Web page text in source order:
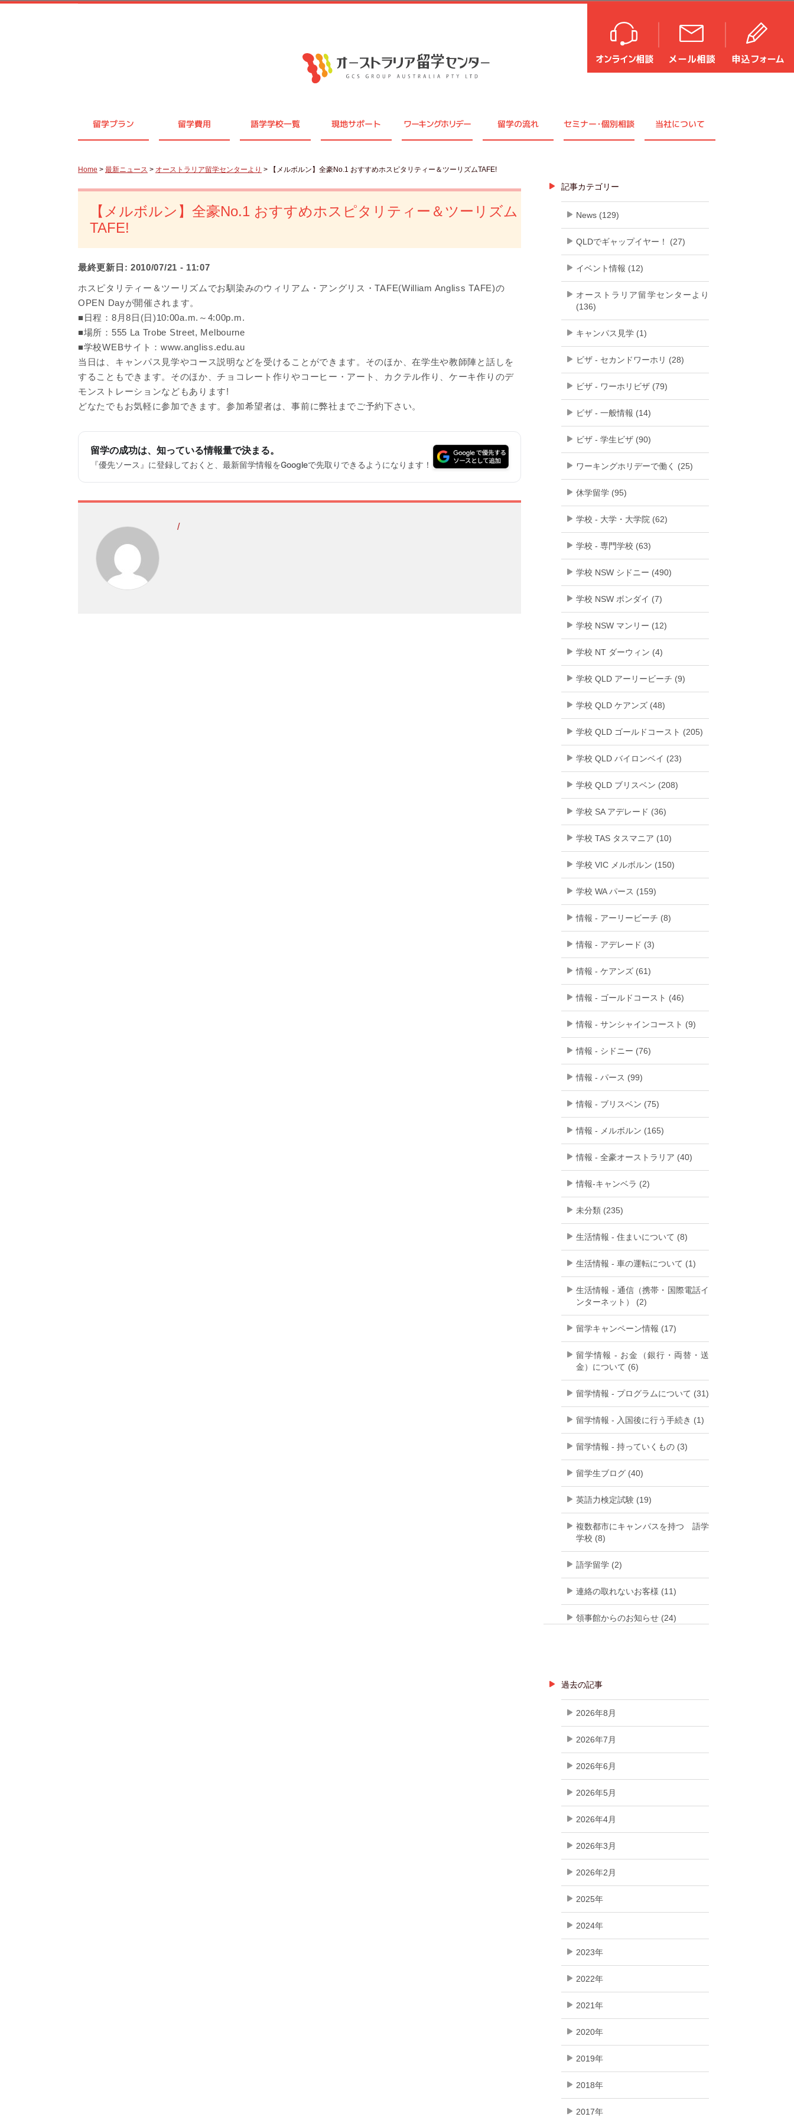
留学プラン 留学費用 語学学校一覧 現地サポート ワーキングホリデー 留学の流れ セミナー・個別相談 当社について
Home > 最新ニュース > オーストラリア留学センターより > 【メルボルン】全豪No.1 おすすめホスピタリティー＆ツーリズムTAFE!
【メルボルン】全豪No.1 おすすめホスピタリティー＆ツーリズム
TAFE!
最終更新日: 2010/07/21 - 11:07
ホスピタリティー＆ツーリズムでお馴染みのウィリアム・アングリス・TAFE(William Angliss TAFE)の
OPEN Dayが開催されます。
■日程：8月8日(日)10:00a.m.～4:00p.m.
■場所：555 La Trobe Street, Melbourne
■学校WEBサイト：www.angliss.edu.au
当日は、キャンパス見学やコース説明などを受けることができます。そのほか、在学生や教師陣と話しを
することもできます。そのほか、チョコレート作りやコーヒー・アート、カクテル作り、ケーキ作りのデ
モンストレーションなどもあります!
どなたでもお気軽に参加できます。参加希望者は、事前に弊社までご予約下さい。
留学の成功は、知っている情報量で決まる。
『優先ソース』に登録しておくと、最新留学情報をGoogleで先取りできるようになります！
/
記事カテゴリー
News (129)
QLDでギャップイヤー！ (27)
イベント情報 (12)
オーストラリア留学センターより
(136)
キャンパス見学 (1)
ビザ - セカンドワーホリ (28)
ビザ - ワーホリビザ (79)
ビザ - 一般情報 (14)
ビザ - 学生ビザ (90)
ワーキングホリデーで働く (25)
休学留学 (95)
学校 - 大学・大学院 (62)
学校 - 専門学校 (63)
学校 NSW シドニー (490)
学校 NSW ボンダイ (7)
学校 NSW マンリー (12)
学校 NT ダーウィン (4)
学校 QLD アーリービーチ (9)
学校 QLD ケアンズ (48)
学校 QLD ゴールドコースト (205)
学校 QLD バイロンベイ (23)
学校 QLD ブリスベン (208)
学校 SA アデレード (36)
学校 TAS タスマニア (10)
学校 VIC メルボルン (150)
学校 WA パース (159)
情報 - アーリービーチ (8)
情報 - アデレード (3)
情報 - ケアンズ (61)
情報 - ゴールドコースト (46)
情報 - サンシャインコースト (9)
情報 - シドニー (76)
情報 - パース (99)
情報 - ブリスベン (75)
情報 - メルボルン (165)
情報 - 全豪オーストラリア (40)
情報-キャンベラ (2)
未分類 (235)
生活情報 - 住まいについて (8)
生活情報 - 車の運転について (1)
生活情報 - 通信（携帯・国際電話イ
ンターネット） (2)
留学キャンペーン情報 (17)
留学情報 - お金（銀行・両替・送
金）について (6)
留学情報 - プログラムについて (31)
留学情報 - 入国後に行う手続き (1)
留学情報 - 持っていくもの (3)
留学生ブログ (40)
英語力検定試験 (19)
複数都市にキャンパスを持つ 語学
学校 (8)
語学留学 (2)
連絡の取れないお客様 (11)
領事館からのお知らせ (24)
過去の記事
2026年8月
2026年7月
2026年6月
2026年5月
2026年4月
2026年3月
2026年2月
2025年
2024年
2023年
2022年
2021年
2020年
2019年
2018年
2017年